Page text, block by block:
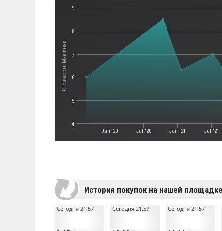
Стоимость Мафиози
Jan '20 Jul '20 Jan '21 Jul '21
4
5
6
7
8
9
История покупок на нашей площадке
Сегодня 21:57 Сегодня 21:57 Сегодня 21:57